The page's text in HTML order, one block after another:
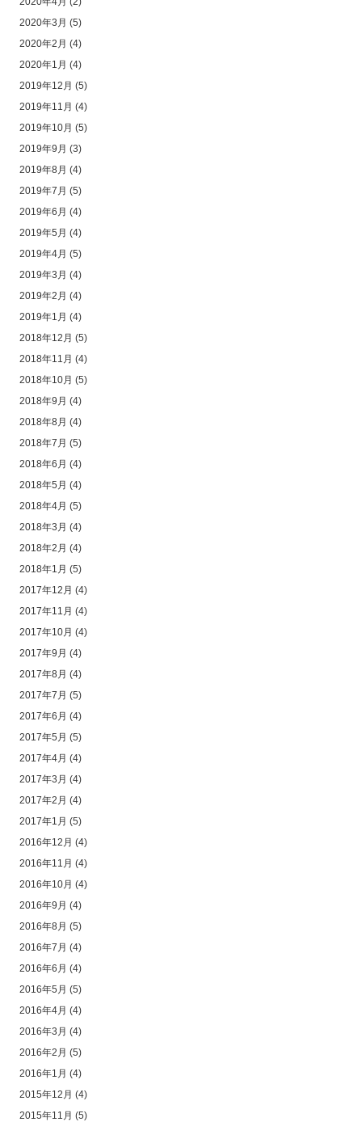
2020年3月 (5)
2020年2月 (4)
2020年1月 (4)
2019年12月 (5)
2019年11月 (4)
2019年10月 (5)
2019年9月 (3)
2019年8月 (4)
2019年7月 (5)
2019年6月 (4)
2019年5月 (4)
2019年4月 (5)
2019年3月 (4)
2019年2月 (4)
2019年1月 (4)
2018年12月 (5)
2018年11月 (4)
2018年10月 (5)
2018年9月 (4)
2018年8月 (4)
2018年7月 (5)
2018年6月 (4)
2018年5月 (4)
2018年4月 (5)
2018年3月 (4)
2018年2月 (4)
2018年1月 (5)
2017年12月 (4)
2017年11月 (4)
2017年10月 (4)
2017年9月 (4)
2017年8月 (4)
2017年7月 (5)
2017年6月 (4)
2017年5月 (5)
2017年4月 (4)
2017年3月 (4)
2017年2月 (4)
2017年1月 (5)
2016年12月 (4)
2016年11月 (4)
2016年10月 (4)
2016年9月 (4)
2016年8月 (5)
2016年7月 (4)
2016年6月 (4)
2016年5月 (5)
2016年4月 (4)
2016年3月 (4)
2016年2月 (5)
2016年1月 (4)
2015年12月 (4)
2015年11月 (5)